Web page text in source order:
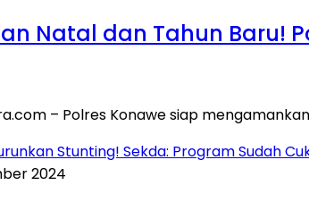
Natal dan Tahun Baru!
– Polres Konawe siap
2024